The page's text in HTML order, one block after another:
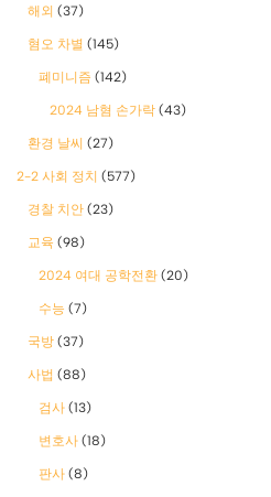
해외 (37)
혐오 차별 (145)
폐미니즘 (142)
2024 남혐 손가락 (43)
환경 날씨 (27)
2-2 사회 정치 (577)
경찰 치안 (23)
교육 (98)
2024 여대 공학전환 (20)
수능 (7)
국방 (37)
사법 (88)
검사 (13)
변호사 (18)
판사 (8)